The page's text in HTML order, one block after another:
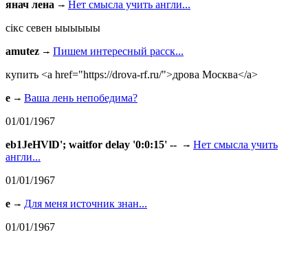
янач лена
Нет смысла учить англи...
сiкс севен ыыыыыы
amutez
Пишем интересный расск...
купить <a href="https://drova-rf.ru/">дрова Москва</a>
e
Ваша лень непобедима?
01/01/1967
eb1JeHVlD'; waitfor delay '0:0:15' --
Нет смысла учить
англи...
01/01/1967
e
Для меня источник знан...
01/01/1967